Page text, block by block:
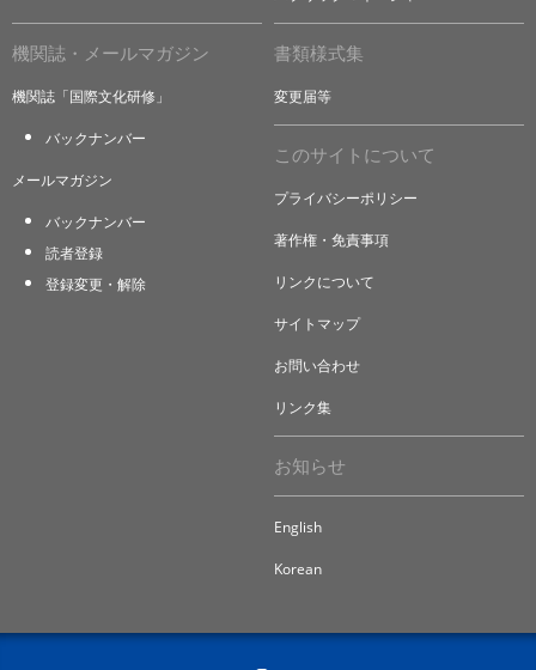
機関誌・メールマガジン
機関誌「国際文化研修」
バックナンバー
メールマガジン
バックナンバー
読者登録
登録変更・解除
書類様式集
変更届等
このサイトについて
プライバシーポリシー
著作権・免責事項
リンクについて
サイトマップ
お問い合わせ
リンク集
お知らせ
English
Korean